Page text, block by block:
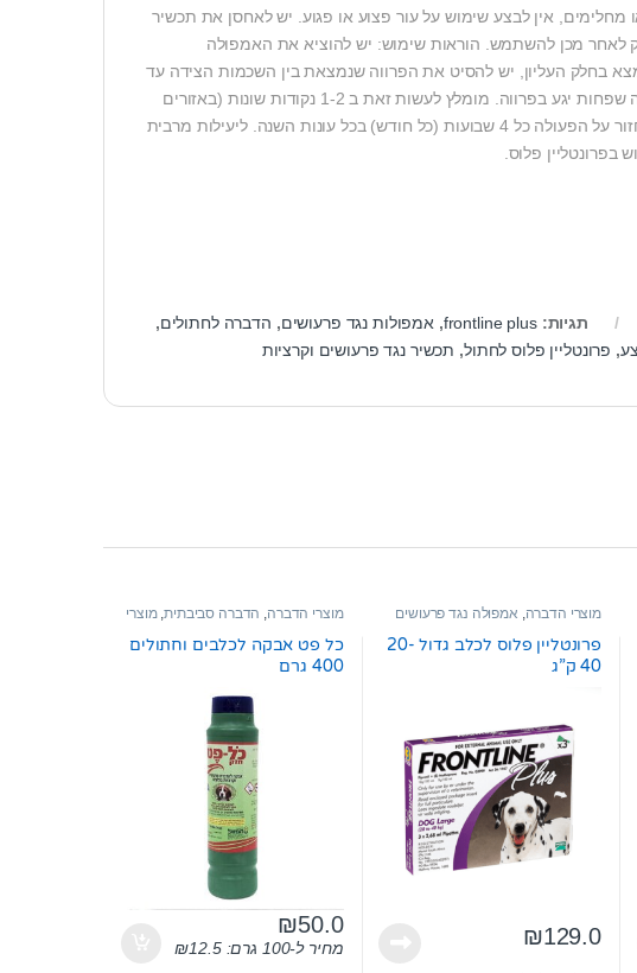
מחלימים, אין לבצע שימוש על עור פצוע או פגוע. יש לאחסן את תכשיר
לאחר מכן להשתמש. הוראות שימוש: יש להוציא את האמפולה
בחלק העליון, יש להסיט את הפרווה שנמצאת בין השכמות הצידה עד
להתגלות העור ולטפטף בעדינות את הנוזל כמה שיותר על העור וכמה שפחות יגע בפרווה. מומלץ לעשות זאת ב 1-2 נקודות שונות (באזורים
שבעל החיים לא יוכל ללקק) ולהמתין עד לייבוש מלא של העור. יש לחזור על הפעולה כל 4 שבועות (כל חודש) בכל עונות השנה. ליעילות מרבית
תגיות:frontline plus
, אמפולות נגד פרעושים, הדברה לחתולים,
, פרונטליין פלוס לחתול, תכשיר נגד פרעושים וקרציות
מוצרי הדברה אמפולה נגד פרעושים
פרונטליין פלוס לכלב גדול 20-
40 ק”ג
₪129.0
מוצרי הדברה הדברה סביבתית,מוצרי
כל פט אבקה לכלבים וחתולים
400 גרם
₪50.0
מחיר ל-100 גרם: ₪12.5